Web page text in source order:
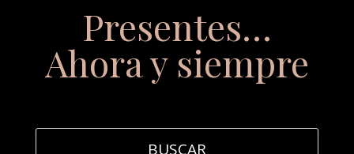
Presentes…
Ahora y siempre